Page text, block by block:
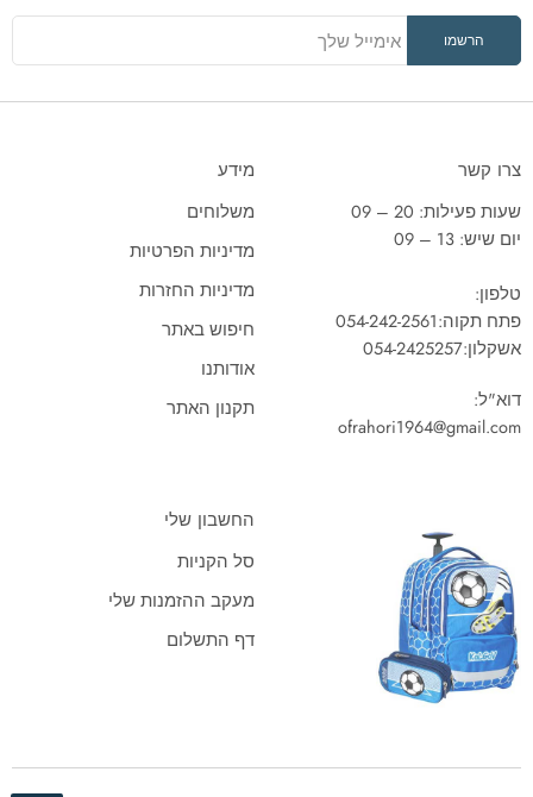
צרו קשר
שעות פעילות: 20 – 09
יום שיש: 13 – 09
טלפון:
פתח תקוה:054-242-2561
אשקלון:054-2425257
דוא"ל:
ofrahori1964@gmail.com
מידע
משלוחים
מדיניות הפרטיות
מדיניות החזרות
חיפוש באתר
אודותנו
תקנון האתר
החשבון שלי
סל הקניות
מעקב ההזמנות שלי
דף התשלום